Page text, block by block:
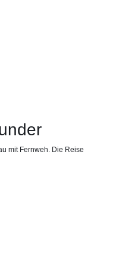
mit Fernweh. Die Reise